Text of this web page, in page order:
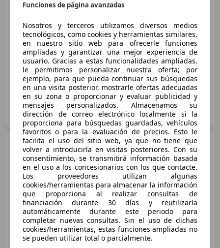
€ 15.890 1
Preciojusto
12/2016 172.351 km Diésel 110 kW (150 CV)
OCASIONPLUS LAS ROZAS II
ES-28232 LAS ROZAS
Volvo XC60 D3 Kinetic Aut.
150
€ 15.900
Buenprecio
04/2016 123.000 km Diésel 110 kW (150 CV)
Funciones de página avanzadas
Nosotros y terceros utilizamos diversos medios
tecnológicos, como cookies y herramientas similares,
en nuestro sitio web para ofrecerle funciones
ampliadas y garantizar una mejor experiencia de
usuario. Gracias a estas funcionalidades ampliadas,
le permitimos personalizar nuestra oferta; por
ejemplo, para que pueda continuar sus búsquedas
en una visita posterior, mostrarle ofertas adecuadas
en su zona o proporcionar y evaluar publicidad y
mensajes personalizados. Almacenamos su
dirección de correo electrónico localmente si la
proporciona para búsquedas guardadas, vehículos
favoritos o para la evaluación de precios. Esto le
facilita el uso del sitio web, ya que no tiene que
volver a introducirla en visitas posteriores. Con su
consentimiento, se transmitirá información basada
en el uso a los concesionarios con los que contacte.
Los proveedores utilizan algunas
cookies/herramientas para almacenar la información
que proporciona al realizar consultas de
financiación durante 30 días y reutilizarla
automáticamente durante este periodo para
completar nuevas consultas. Sin el uso de dichas
cookies/herramientas, estas funciones ampliadas no
se pueden utilizar total o parcialmente.